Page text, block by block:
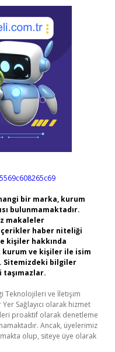
bir marka, kurum
bulunmamaktadır.
makaleler
haber niteliği
kişiler hakkında
kurum ve kişiler ile isim
Sitemizdeki bilgiler
Teknolojileri ve İletişim
Sağlayıcı olarak hizmet
proaktif olarak denetleme
Ancak, üyelerimiz
olup, siteye üye olarak